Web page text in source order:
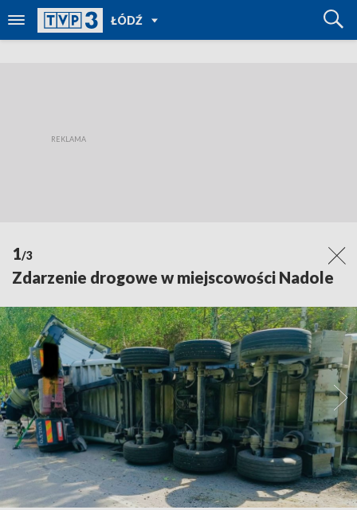
ŁÓDŹ
POWRÓT
DO
REGIONY
1/3
Zdarzenie drogowe w miejscowości Nadole